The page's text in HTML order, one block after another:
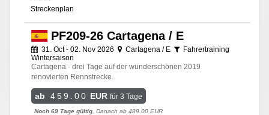
Streckenplan
PF209-26 Cartagena / E
31. Oct - 02. Nov 2026 Cartagena / E
Fahrertraining
Wintersaison
Cartagena - drei Tage auf der wunderschönen 2019
renovierten Rennstrecke.
ab 459.00 EUR für 3 Tage
Noch 69 Tage gültig , Danach ab 489.00 EUR